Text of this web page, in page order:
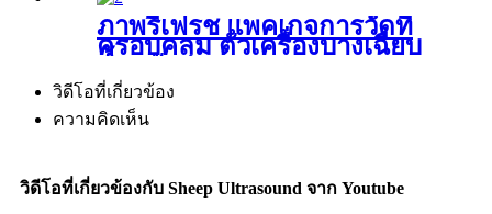
ภาพรีเฟรช แพคเกจการวัดที่
ครอบคลุม ตัวเครื่องบางเฉียบ
น้ำหนักเบาและพกพาสะดวก
วิดีโอที่เกี่ยวข้อง
ความคิดเห็น
วิดีโอที่เกี่ยวข้องกับ Sheep Ultrasound จาก Youtube